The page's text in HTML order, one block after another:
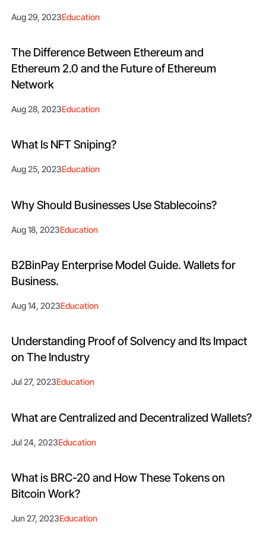
Aug 29, 2023Education
The Difference Between Ethereum and
Ethereum 2.0 and the Future of Ethereum
Network
Aug 28, 2023Education
What Is NFT Sniping?
Aug 25, 2023Education
Why Should Businesses Use Stablecoins?
Aug 18, 2023Education
B2BinPay Enterprise Model Guide. Wallets for
Business.
Aug 14, 2023Education
Understanding Proof of Solvency and Its Impact
on The Industry
Jul 27, 2023Education
What are Centralized and Decentralized Wallets?
Jul 24, 2023Education
What is BRC-20 and How These Tokens on
Bitcoin Work?
Jun 27, 2023Education